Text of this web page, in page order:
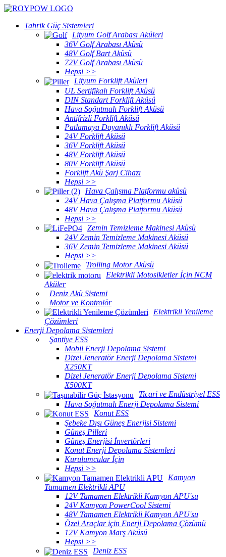
Tahrik Güç Sistemleri
Lityum Golf Arabası Aküleri
36V Golf Arabası Aküsü
48V Golf Bart Aküsü
72V Golf Arabası Aküsü
Hepsi >>
Lityum Forklift Aküleri
UL Sertifikalı Forklift Aküsü
DIN Standart Forklift Aküsü
Hava Soğutmalı Forklift Aküsü
Antifrizli Forklift Aküsü
Patlamaya Dayanıklı Forklift Aküsü
24V Forklift Aküsü
36V Forklift Aküsü
48V Forklift Aküsü
80V Forklift Aküsü
Forklift Akü Şarj Cihazı
Hepsi >>
Hava Çalışma Platformu aküsü
24V Hava Çalışma Platformu Aküsü
48V Hava Çalışma Platformu Aküsü
Hepsi >>
Zemin Temizleme Makinesi Aküsü
24V Zemin Temizleme Makinesi Aküsü
36V Zemin Temizleme Makinesi Aküsü
Hepsi >>
Trolling Motor Aküsü
Elektrikli Motosikletler İçin NCM
Aküler
Deniz Akü Sistemi
Motor ve Kontrolör
Elektrikli Yenileme
Çözümleri
Enerji Depolama Sistemleri
Şantiye ESS
Mobil Enerji Depolama Sistemi
Dizel Jeneratör Enerji Depolama Sistemi
X250KT
Dizel Jeneratör Enerji Depolama Sistemi
X500KT
Ticari ve Endüstriyel ESS
Hava Soğutmalı Enerji Depolama Sistemi
Konut ESS
Şebeke Dışı Güneş Enerjisi Sistemi
Güneş Pilleri
Güneş Enerjisi İnvertörleri
Konut Enerji Depolama Sistemleri
Kurulumcular İçin
Hepsi >>
Kamyon
Tamamen Elektrikli APU
12V Tamamen Elektrikli Kamyon APU'su
24V Kamyon PowerCool Sistemi
48V Tamamen Elektrikli Kamyon APU'su
Özel Araçlar için Enerji Depolama Çözümü
12V Kamyon Marş Aküsü
Hepsi >>
Deniz ESS